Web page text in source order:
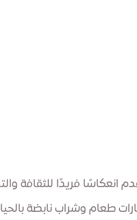
انعكاسًا فريدًا للثقافة
طعام وشراب نابضة